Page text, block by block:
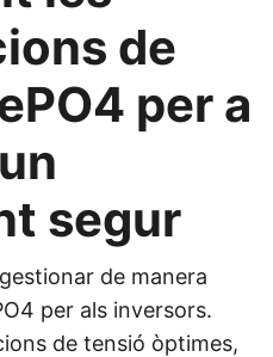
de
per a
segur
de manera
per als inversors.
de tensió òptimes,